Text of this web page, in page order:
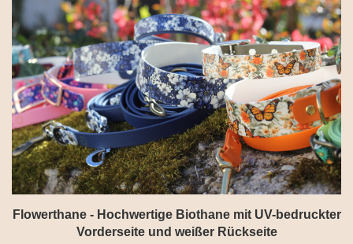
Flowerthane - Hochwertige Biothane mit UV-bedruckter
Vorderseite und weißer Rückseite